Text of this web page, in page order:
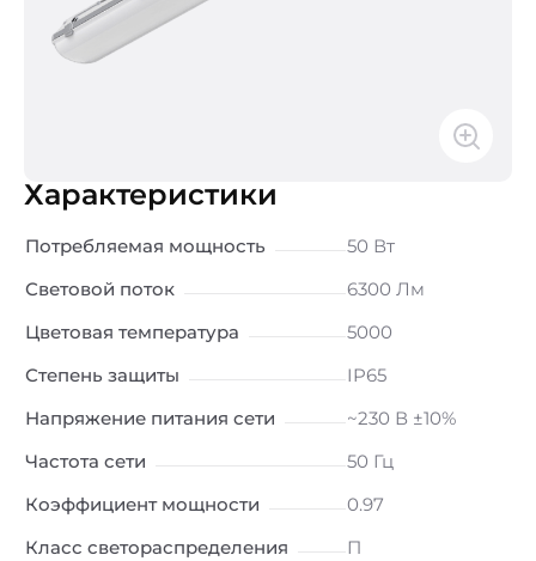
Характеристики
Потребляемая мощность
50 Вт
Световой поток
6300 Лм
Цветовая температура
5000
Степень защиты
IP65
Напряжение питания сети
~230 В ±10%
Частота сети
50 Гц
Коэффициент мощности
0.97
Класс светораспределения
П